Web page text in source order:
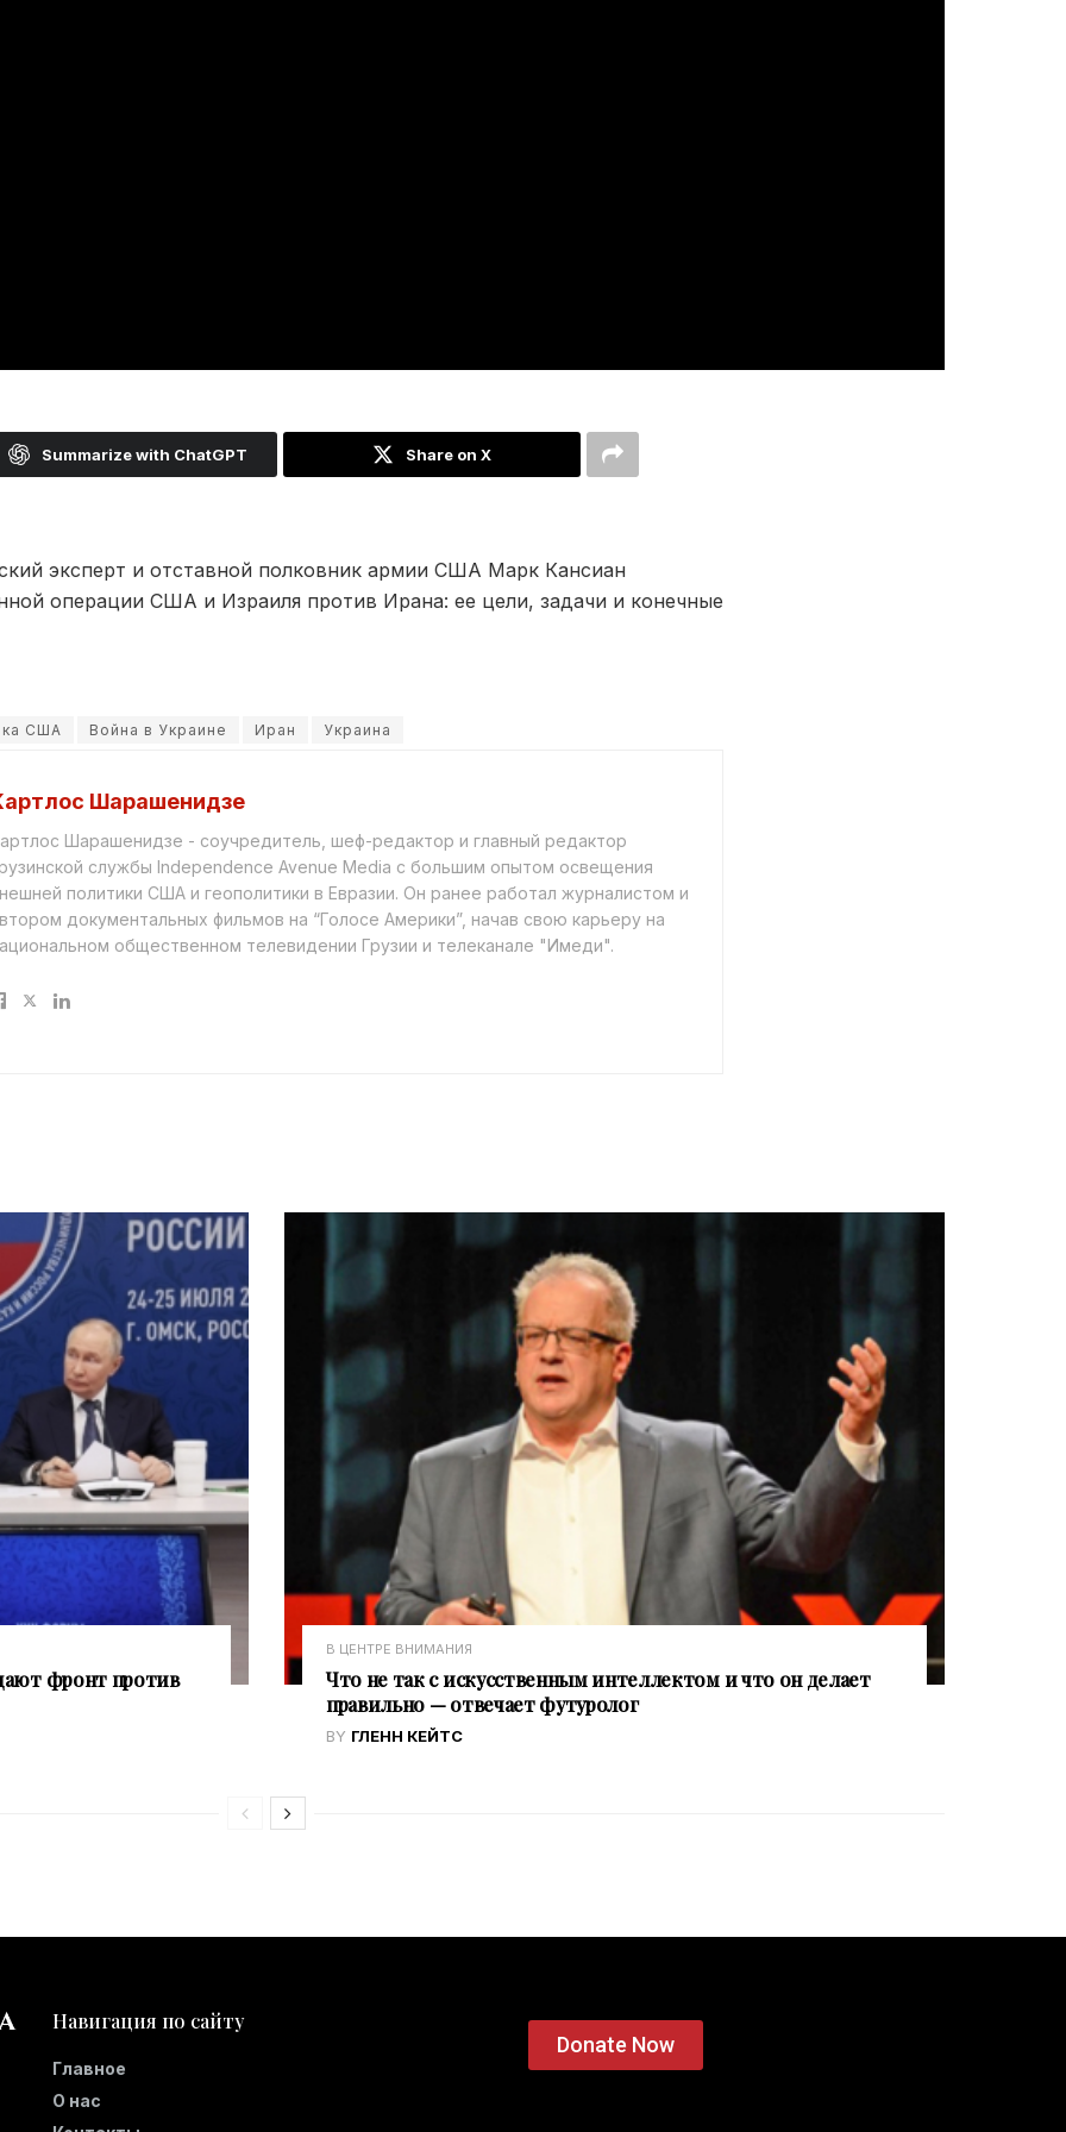
Summarize with ChatGPT Share on X
эксперт и отставной полковник армии США Марк Кансиан
операции США и Израиля против Ирана: ее цели, задачи и конечные
США Война в Украине Иран Украина
Шарашенидзе
Шарашенидзе - соучредитель, шеф-редактор и главный редактор
службы Independence Avenue Media с большим опытом освещения
политики США и геополитики в Евразии. Он ранее работал журналистом и
документальных фильмов на “Голосе Америки”, начав свою карьеру на
общественном телевидении Грузии и телеканале "Имеди".
фронт против
В ЦЕНТРЕ ВНИМАНИЯ
Что не так с искусственным интеллектом и что он делает
правильно — отвечает футуролог
BY ГЛЕНН КЕЙТС
Навигация по сайту
Главное
О нас
Donate Now